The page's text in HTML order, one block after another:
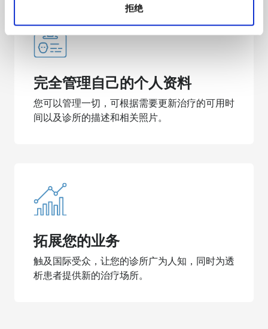
拒绝
完全管理自己的个人资料
您可以管理一切，可根据需要更新治疗的可用时
间以及诊所的描述和相关照片。
拓展您的业务
触及国际受众，让您的诊所广为人知，同时为透
析患者提供新的治疗场所。